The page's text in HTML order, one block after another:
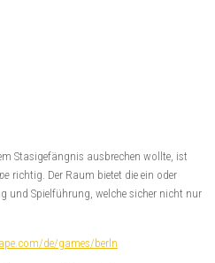
Stasigefängnis ausbrechen wollte, ist
richtig. Der Raum bietet die ein oder
und Spielführung, welche sicher nicht nur
de/games/berln